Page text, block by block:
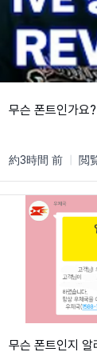
무슨 폰트인가요
約3時間 前 閲
무슨 폰트인지 알